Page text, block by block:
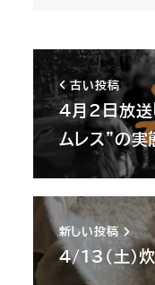
古い投稿
4月2日放送
ムレス”の実
新しい投稿
4/13(土)炊